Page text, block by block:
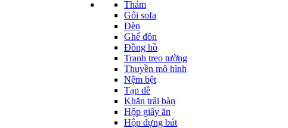
Thảm
Gối sofa
Đèn
Ghế đôn
Đồng hồ
Tranh treo tường
Thuyền mô hình
Nệm bệt
Tạp dề
Khăn trải bàn
Hộp giấy ăn
Hộp đựng bút